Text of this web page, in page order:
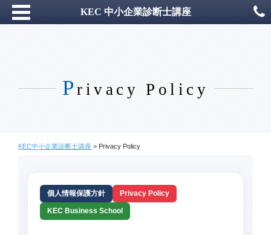
Privacy Policy
KEC中小企業診断士講座 > Privacy Policy
個人情報保護方針 Privacy Policy
KEC Business School
KEC 中小企業診断士講座